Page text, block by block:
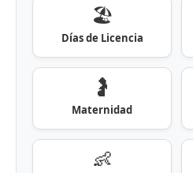
🏖️
Días de Licencia
🤰
Maternidad
👶